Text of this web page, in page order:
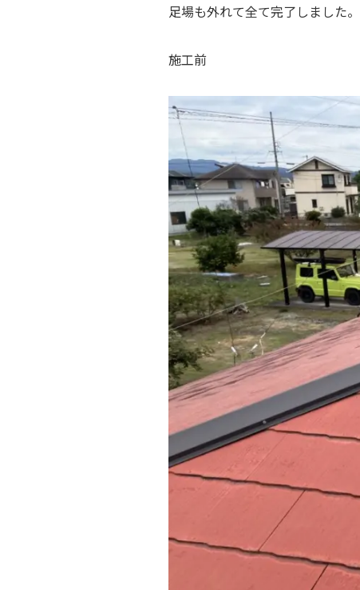
足場も外れて全て完了しました。
施工前